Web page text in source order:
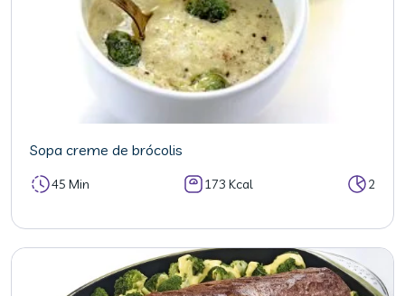
Sopa creme de brócolis
45 Min 173 Kcal 2